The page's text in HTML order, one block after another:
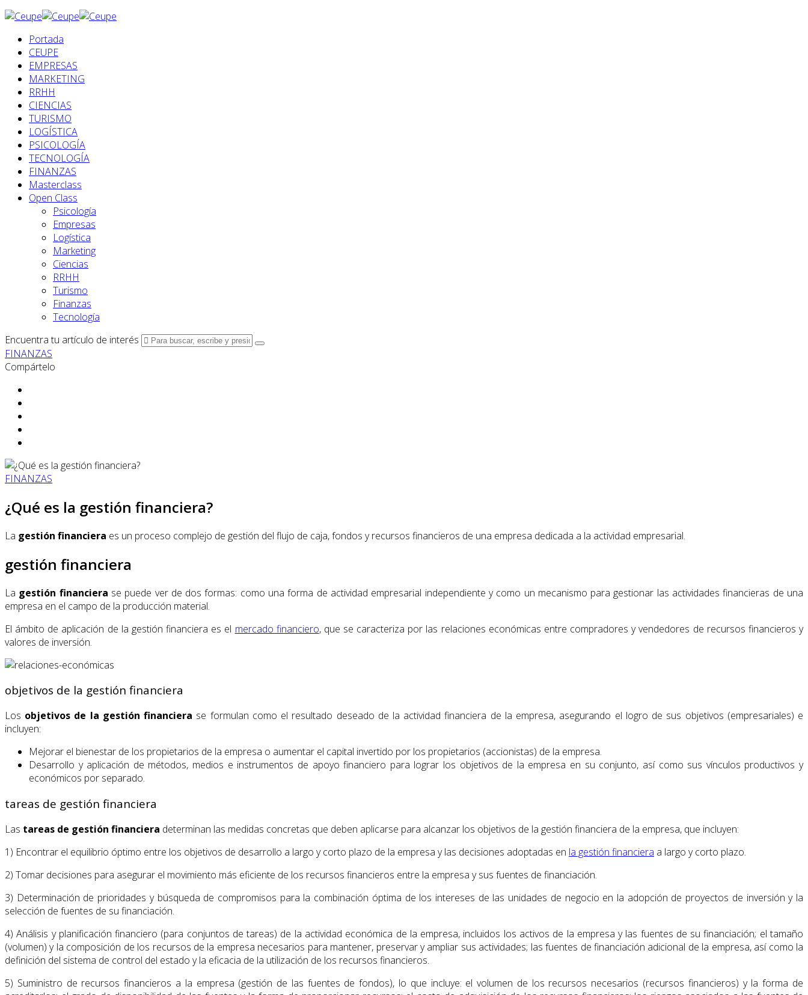
Portada
CEUPE
EMPRESAS
MARKETING
RRHH
CIENCIAS
TURISMO
LOGÍSTICA
PSICOLOGÍA
TECNOLOGÍA
FINANZAS
Masterclass
Open Class
Psicología
Empresas
Logística
Marketing
Ciencias
RRHH
Turismo
Finanzas
Tecnología
Encuentra tu artículo de interés
FINANZAS
Compártelo
FINANZAS
¿Qué es la gestión financiera?
La gestión financiera es un proceso complejo de gestión del flujo de caja, fondos y recursos financieros de una empresa dedicada a la actividad empresarial.
gestión financiera
La gestión financiera se puede ver de dos formas: como una forma de actividad empresarial independiente y como un mecanismo para gestionar las actividades financieras de una
empresa en el campo de la producción material.
El ámbito de aplicación de la gestión financiera es el mercado financiero, que se caracteriza por las relaciones económicas entre compradores y vendedores de recursos financieros y
valores de inversión.
objetivos de la gestión financiera
Los objetivos de la gestión financiera se formulan como el resultado deseado de la actividad financiera de la empresa, asegurando el logro de sus objetivos (empresariales) e
incluyen:
Mejorar el bienestar de los propietarios de la empresa o aumentar el capital invertido por los propietarios (accionistas) de la empresa.
Desarrollo y aplicación de métodos, medios e instrumentos de apoyo financiero para lograr los objetivos de la empresa en su conjunto, así como sus vínculos productivos y
económicos por separado.
tareas de gestión financiera
Las tareas de gestión financiera determinan las medidas concretas que deben aplicarse para alcanzar los objetivos de la gestión financiera de la empresa, que incluyen:
1) Encontrar el equilibrio óptimo entre los objetivos de desarrollo a largo y corto plazo de la empresa y las decisiones adoptadas en la gestión financiera a largo y corto plazo.
2) Tomar decisiones para asegurar el movimiento más eficiente de los recursos financieros entre la empresa y sus fuentes de financiación.
3) Determinación de prioridades y búsqueda de compromisos para la combinación óptima de los intereses de las unidades de negocio en la adopción de proyectos de inversión y la
selección de fuentes de su financiación.
4) Análisis y planificación financiero (para conjuntos de tareas) de la actividad económica de la empresa, incluidos los activos de la empresa y las fuentes de su financiación; el tamaño
(volumen) y la composición de los recursos de la empresa necesarios para mantener, preservar y ampliar sus actividades; las fuentes de financiación adicional de la empresa, así como la
definición del sistema de control del estado y la eficacia de la utilización de los recursos financieros.
5) Suministro de recursos financieros a la empresa (gestión de las fuentes de fondos), lo que incluye: el volumen de los recursos necesarios (recursos financieros) y la forma de